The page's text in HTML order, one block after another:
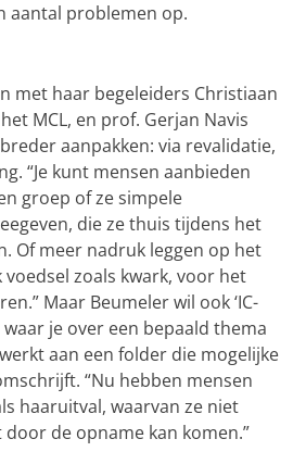
aantal problemen op.
met haar begeleiders Christiaan
MCL, en prof. Gerjan Navis
aanpakken: via revalidatie,
“Je kunt mensen aanbieden
groep of ze simpele
die ze thuis tijdens het
Of meer nadruk leggen op het
zoals kwark, voor het
Maar Beumeler wil ook ‘IC-
waar je over een bepaald thema
aan een folder die mogelijke
“Nu hebben mensen
haaruitval, waarvan ze niet
de opname kan komen.”